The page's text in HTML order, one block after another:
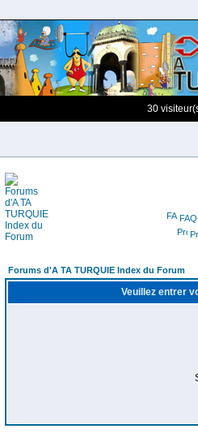
30
FAQ
Forums d'A TA TURQUIE Index du Forum
Veuillez entrer